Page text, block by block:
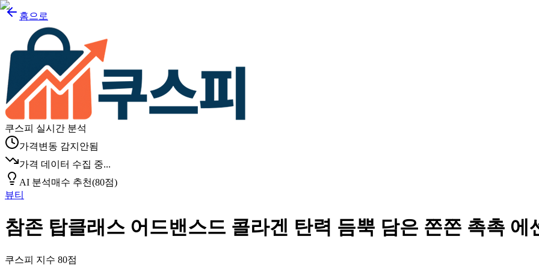
홈으로
쿠스피 실시간 분석
가격변동 감지안됨
가격 데이터 수집 중...
AI 분석매수 추천(80점)
뷰티
참존 탑클래스 어드밴스드 콜라겐 탄력 듬뿍 담은 쫀쫀 촉촉 에
쿠스피 지수 80점